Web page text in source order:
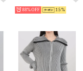
88% 15